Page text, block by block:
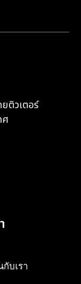
ติวเตอร์
ศ
บเรา